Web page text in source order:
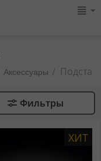
Аксессуары /
Фильтры
ХИТ